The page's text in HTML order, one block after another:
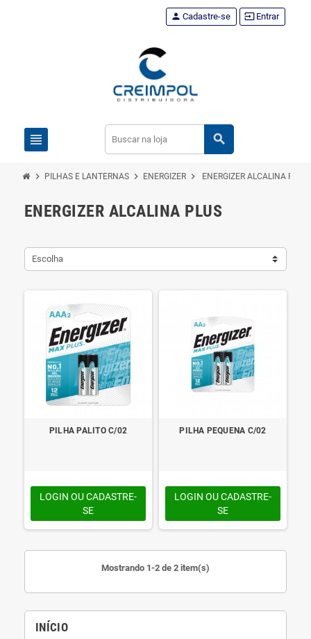
view_headline search
person Cadastre-se input Entrar
chevron_right PILHAS E LANTERNAS chevron_right ENERGIZER chevron_right ENERGIZER ALCALINA PLUS
INÍCIO
ENERGIZER ALCALINA PLUS
Escolha
PILHA PALITO C/02
LOGIN OU CADASTRE-
SE
PILHA PEQUENA C/02
LOGIN OU CADASTRE-
SE
Mostrando 1-2 de 2 item(s)